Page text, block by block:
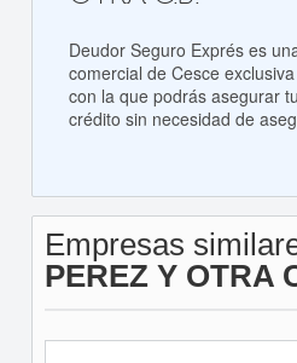
Deudor Seguro Exprés es
comercial de Cesce
con la que podrás asegurar
crédito sin necesidad de
Empresas
PEREZ Y OTRA